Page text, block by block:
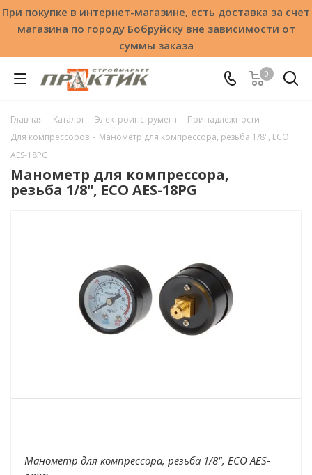
При покупке в интернет-магазине, есть доставка за счет
магазина по городу Бобруйску вне зависимости от
суммы заказа
0
Главная - Каталог - Электроинструмент - Принадлежности -
Для компрессоров - Манометр для компрессора, резьба 1/8", ECO
AES-18PG
Манометр для компрессора,
резьба 1/8", ECO AES-18PG
Манометр для компрессора, резьба 1/8", ECO AES-